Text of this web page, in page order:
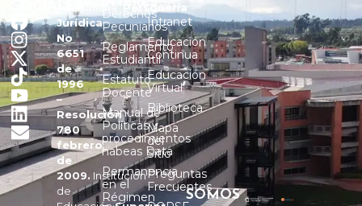
Personería
Jurídica
No
6651
de
1996
–
Resolución
780
febrero
de
2009. Institución
de
Derechos
Pecuniarios
Reglamento
Estudiantil
Estatuto
Docente
Manual de
Políticas y
procedimientos
habeas Data
Permanencia
en el
Régimen
Intranet
Educación
Continua
Educación
Virtual
Biblioteca
Mapa
del
Sitio
Preguntas
Frecuentes
SOMOS